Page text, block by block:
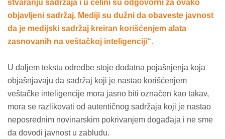
stvaranju sadržaja i u celini su odgovorni za ovako
objavljeni sadržaj. Mediji su dužni da obaveste javnost
da je medijski sadržaj kreiran korišćenjem alata
zasnovanih na veštačkoj inteligenciji“.
U daljem tekstu odredbe stoje dodatna pojašnjenja koja
objašnjavaju da sadržaj koji je nastao korišćenjem
veštačke inteligencije mora jasno biti označen kao takav,
mora se razlikovati od autentičnog sadržaja koji je nastao
neposrednim novinarskim pokrivanjem događaja i ne sme
da dovodi javnost u zabludu.